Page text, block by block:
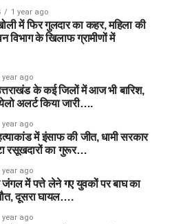
1 year ago
में फिर गुलदार का कहर, महिला की
विभाग के खिलाफ ग्रामीणों में
year ago
के कई जिलों में आज भी बारिश,
अलर्ट किया जारी….
year ago
में इंसाफ की जीत, धामी सरकार
रसूखदारों का गुरूर…
year ago
में पत्ते लेने गए युवकों पर बाघ का
दूसरा घायल….
year ago